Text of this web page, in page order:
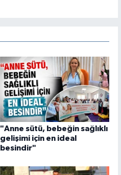
"Anne sütü, bebeğin sağlıklı
gelişimi için en ideal
besindir"